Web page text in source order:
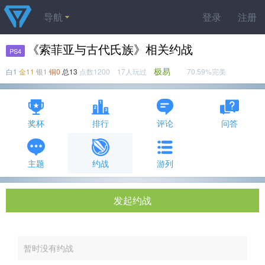
登录 注册
导航
PS4 《索菲亚与古代氏族》相关约战
白1 金11 银1 铜0 总13 点数1200 17人玩过 极易 70.59%完美
奖杯 排行 评论 问答
主题 约战 游列
发起约战
暂时没有约战